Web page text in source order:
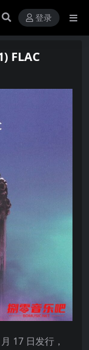
登录
FLAC
17 日发行，